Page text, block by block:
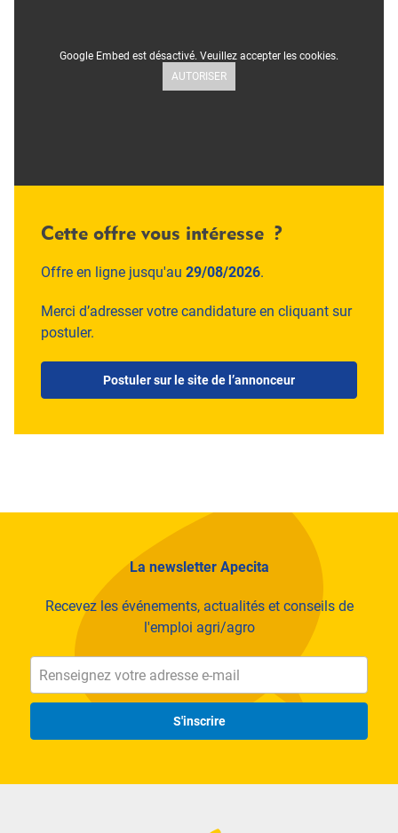
Google Embed est désactivé. Veuillez accepter les cookies.
AUTORISER
Cette offre vous intéresse ?
Offre en ligne jusqu'au 29/08/2026.
Merci d’adresser votre candidature en cliquant sur
postuler.
Postuler sur le site de l’annonceur
La newsletter Apecita
Recevez les événements, actualités et conseils de
l'emploi agri/agro
S'inscrire